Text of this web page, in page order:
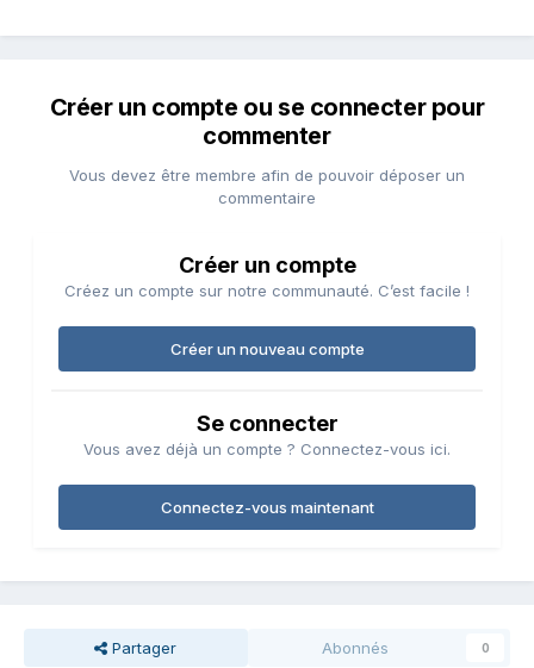
Créer un compte ou se connecter pour
commenter
Vous devez être membre afin de pouvoir déposer un
commentaire
Créer un compte
Créez un compte sur notre communauté. C’est facile !
Créer un nouveau compte
Se connecter
Vous avez déjà un compte ? Connectez-vous ici.
Connectez-vous maintenant
Partager Abonnés 0